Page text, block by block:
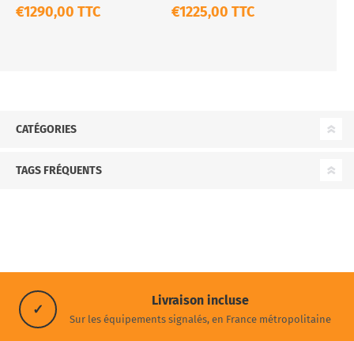
€1290,00 TTC €1225,00 TTC
CATÉGORIES
TAGS FRÉQUENTS
✓
Livraison incluse
Sur les équipements signalés, en France métropolitaine